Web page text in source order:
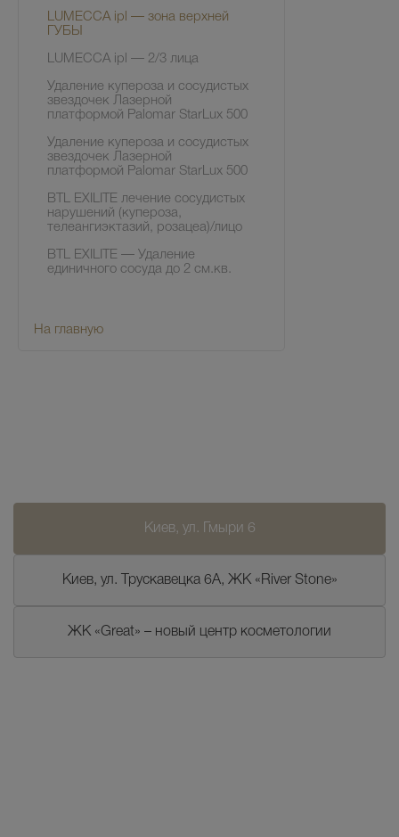
LUMECCA ipl — зона верхней
ГУБЫ
LUMECCA ipl — 2/3 лица
Удаление купероза и сосудистых
звездочек Лазерной
платформой Palomar StarLux 500
Удаление купероза и сосудистых
звездочек Лазерной
платформой Palomar StarLux 500
BTL EXILITE лечение сосудистых
нарушений (купероза,
телеангиэктазий, розацеа)/лицо
BTL EXILITE — Удаление
единичного сосуда до 2 см.кв.
На главную
Киев, ул. Гмыри 6
Киев, ул. Трускавецка 6А, ЖК «River Stone»
ЖК «Great» – новый центр косметологии